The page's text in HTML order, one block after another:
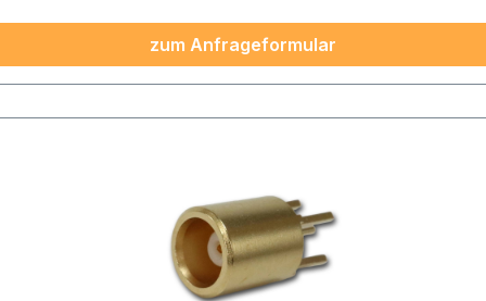
zum Anfrageformular